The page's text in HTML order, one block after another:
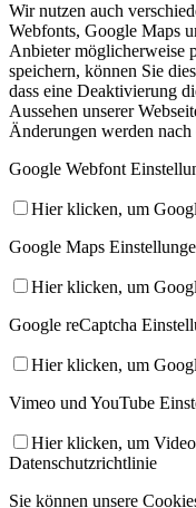
Wir nutzen auch
Webfonts, Google Maps
Anbieter möglicherweise
speichern, können Sie
dass eine Deaktivierung
Aussehen unserer
Änderungen werden
Google Webfont
Hier klicken, um
Google Maps
Hier klicken, um
Google reCaptcha
Hier klicken, um
Vimeo und YouTube
Hier klicken, um
Datenschutzrichtlinie
Sie können unsere